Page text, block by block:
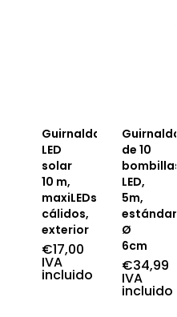
Guirnalda
LED
solar
10 m,
maxiLEDs
cálidos,
exterior
€17,00
IVA
incluido
Guirnalda
de 10
bombillas
LED,
5m,
estándar
Ø
6cm
€34,99
IVA
incluido